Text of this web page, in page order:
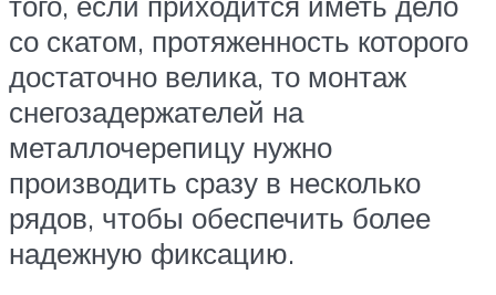
со скатом, протяженность которого
достаточно велика, то монтаж
снегозадержателей на
металлочерепицу нужно
производить сразу в несколько
рядов, чтобы обеспечить более
надежную фиксацию.